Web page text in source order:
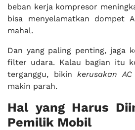
beban kerja kompresor
bisa menyelamatkan dompet
mahal.
Dan yang paling penting, jaga
filter udara. Kalau bagian itu
terganggu, bikin kerusakan
makin parah.
Hal yang Harus
Pemilik Mobil